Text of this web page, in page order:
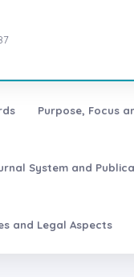
Purpose, Focus
System and
and Legal Aspects